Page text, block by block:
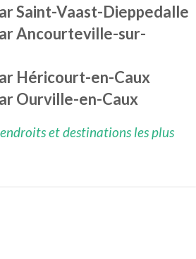
Saint-Vaast-Dieppedalle
Ancourteville-sur-
Héricourt-en-Caux
Ourville-en-Caux
et destinations les plus